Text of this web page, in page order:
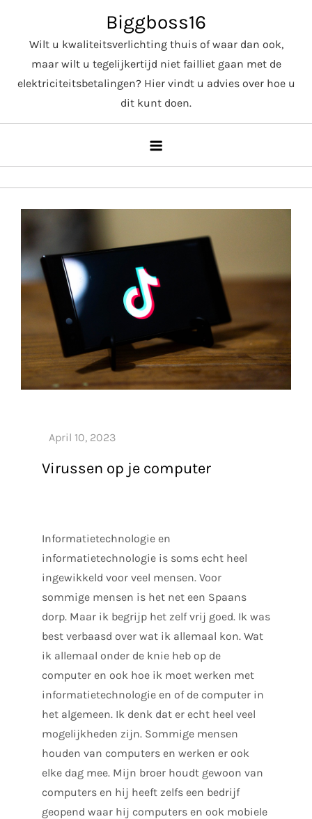
content
Biggboss16
Wilt u kwaliteitsverlichting thuis of waar dan ook,
maar wilt u tegelijkertijd niet failliet gaan met de
elektriciteitsbetalingen? Hier vindt u advies over hoe u
dit kunt doen.
Virussen op je computer
Informatietechnologie en
informatietechnologie is soms echt heel
ingewikkeld voor veel mensen. Voor
sommige mensen is het net een Spaans
dorp. Maar ik begrijp het zelf vrij goed. Ik was
best verbaasd over wat ik allemaal kon. Wat
ik allemaal onder de knie heb op de
computer en ook hoe ik moet werken met
informatietechnologie en of de computer in
het algemeen. Ik denk dat er echt heel veel
mogelijkheden zijn. Sommige mensen
houden van computers en werken er ook
elke dag mee. Mijn broer houdt gewoon van
computers en hij heeft zelfs een bedrijf
geopend waar hij computers en ook mobiele